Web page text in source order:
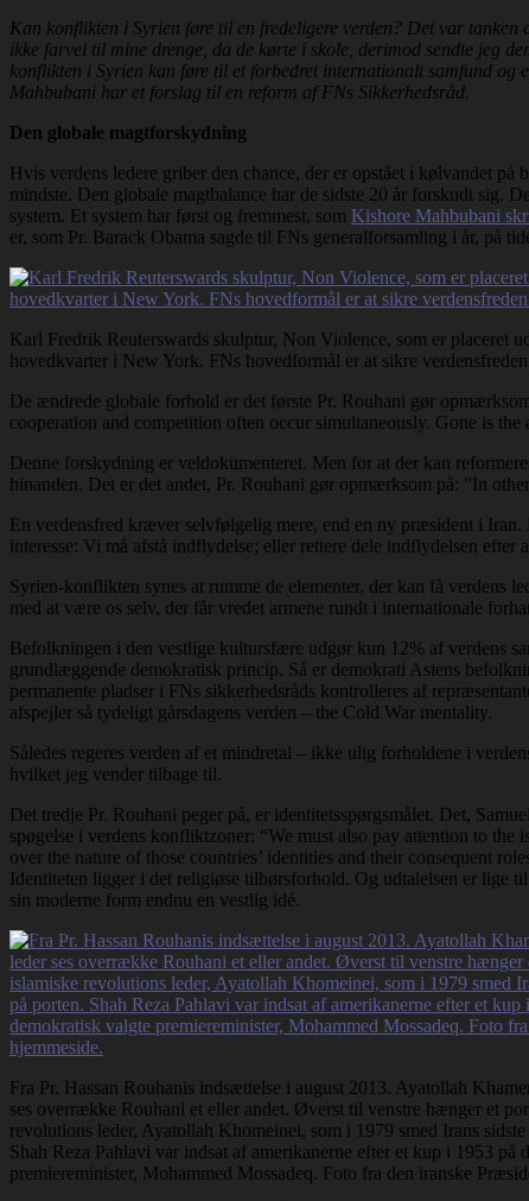
Kan konflikten i Syrien føre til en fredeligere verden? Det var
ikke farvel til mine drenge, da de kørte i skole, derimod sendte jeg
konflikten i Syrien kan føre til et forbedret internationalt samfund
Mahbubani har et forslag til en reform af FNs Sikkerhedsråd.
Den globale magtforskydning
Hvis verdens ledere griber den chance, der er opstået i kølvandet
mindste. Den globale magtbalance har de sidste 20 år forskudt sig.
system. Et system har først og fremmest, som Kishore Mahbubani
er, som Pr. Barack Obama sagde til FNs generalforsamling i år, på
Karl Fredrik Reuterswards skulptur, Non Violence, som er placeret
hovedkvarter i New York. FNs hovedformål er at sikre
De ændrede globale forhold er det første Pr. Rouhani gør
cooperation and competition often occur simultaneously. Gone is
Denne forskydning er veldokumenteret. Men for at der kan
hinanden. Det er det andet, Pr. Rouhani gør opmærksom på: ”In
En verdensfred kræver selvfølgelig mere, end en ny præsident i
interesse: Vi må afstå indflydelse; eller rettere dele indflydelsen
Syrien-konflikten synes at rumme de elementer, der kan få verdens
med at være os selv, der får vredet armene rundt i internationale
Befolkningen i den vestlige kultursfære udgør kun 12% af verdens
grundlæggende demokratisk princip. Så er demokrati Asiens
permanente pladser i FNs sikkerhedsråds kontrolleres af
afspejler så tydeligt gårsdagens verden – the Cold War mentality.
Således regeres verden af et mindretal – ikke ulig forholdene i
hvilket jeg vender tilbage til.
Det tredje Pr. Rouhani peger på, er identitetsspørgsmålet. Det,
spøgelse i verdens konfliktzoner: “We must also pay attention to
over the nature of those countries’ identities and their consequent
Identiteten ligger i det religiøse tilhørsforhold. Og udtalelsen er lige
sin moderne form endnu en vestlig idé.
Fra Pr. Hassan Rouhanis indsættelse i august 2013. Ayatollah
ses overrække Rouhani et eller andet. Øverst til venstre hænger et
revolutions leder, Ayatollah Khomeinei, som i 1979 smed Irans
Shah Reza Pahlavi var indsat af amerikanerne efter et kup i 1953 på
premiereminister, Mohammed Mossadeq. Foto fra den iranske